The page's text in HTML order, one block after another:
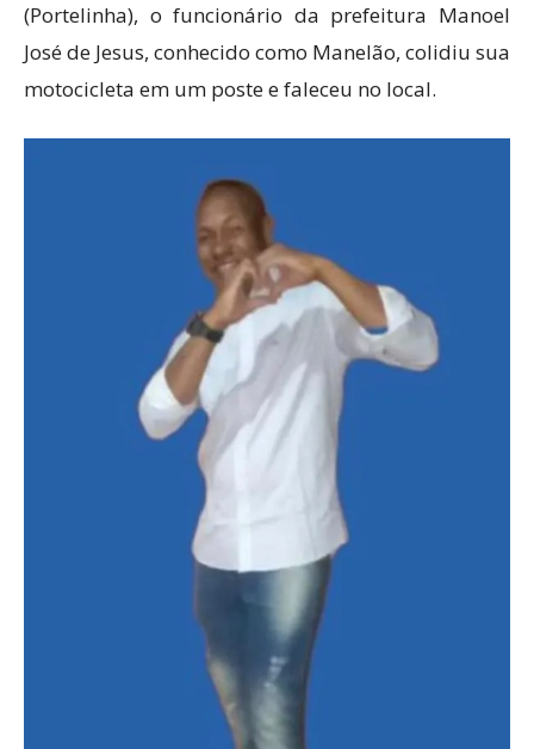
(Portelinha), o funcionário da prefeitura Manoel
José de Jesus, conhecido como Manelão, colidiu sua
motocicleta em um poste e faleceu no local.